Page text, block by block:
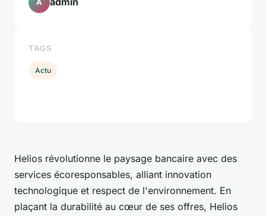
Helios révolutionne le paysage bancaire avec des
services écoresponsables, alliant innovation
technologique et respect de l'environnement. En
plaçant la durabilité au cœur de ses offres, Helios
A
TAGS
Actu